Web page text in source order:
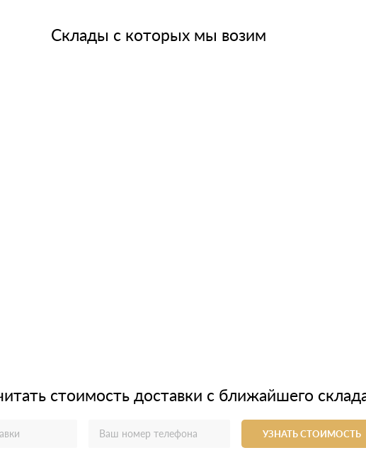
Склады с которых мы возим
стоимость доставки с ближайшего
УЗНАТЬ СТОИМОСТЬ